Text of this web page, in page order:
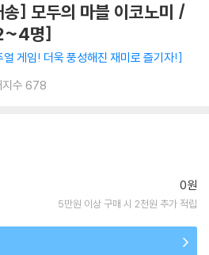
] 모두의 마블 이코노미 /
명]
게임! 더욱 풍성해진 재미로 즐기자!
수 678
0원
5만원 이상 구매 시 2천원 추가 적립